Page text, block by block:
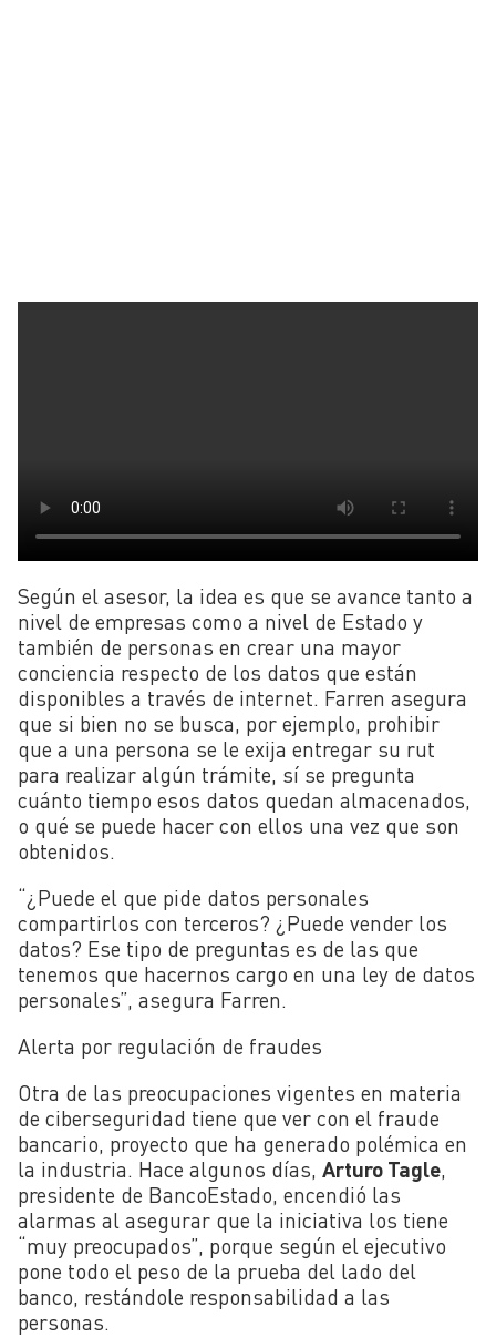
Según el asesor, la idea es que se avance tanto a
nivel de empresas como a nivel de Estado y
también de personas en crear una mayor
conciencia respecto de los datos que están
disponibles a través de internet. Farren asegura
que si bien no se busca, por ejemplo, prohibir
que a una persona se le exija entregar su rut
para realizar algún trámite, sí se pregunta
cuánto tiempo esos datos quedan almacenados,
o qué se puede hacer con ellos una vez que son
obtenidos.
“¿Puede el que pide datos personales
compartirlos con terceros? ¿Puede vender los
datos? Ese tipo de preguntas es de las que
tenemos que hacernos cargo en una ley de datos
personales”, asegura Farren.
Alerta por regulación de fraudes
Otra de las preocupaciones vigentes en materia
de ciberseguridad tiene que ver con el fraude
bancario, proyecto que ha generado polémica en
la industria. Hace algunos días, Arturo Tagle,
presidente de BancoEstado, encendió las
alarmas al asegurar que la iniciativa los tiene
“muy preocupados”, porque según el ejecutivo
pone todo el peso de la prueba del lado del
banco, restándole responsabilidad a las
personas.